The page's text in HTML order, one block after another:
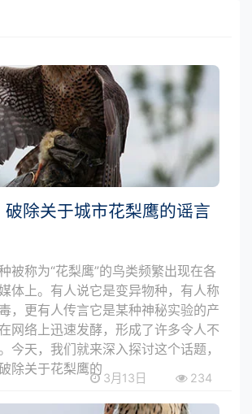
破除关于城市花梨鹰的谣言
被称为“花梨鹰”的鸟类频繁出现在各
体上。有人说它是变异物种，有人称
，更有人传言它是某种神秘实验的产
网络上迅速发酵，形成了许多令人不
今天，我们就来深入探讨这个话题，
除关于花梨鹰的
3月13日 234